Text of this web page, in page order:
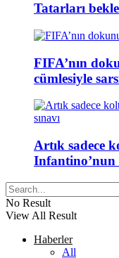
Tatarları
FIFA’nın
cümlesiyle
Artık sadece
Infantino’nun
No Result
View All Result
Haberler
All